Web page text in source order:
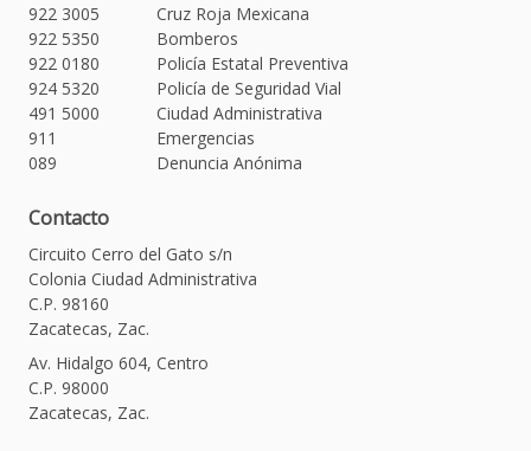
922 3005
Cruz Roja Mexicana
922 5350
Bomberos
922 0180
Policía Estatal Preventiva
924 5320
Policía de Seguridad Vial
491 5000
Ciudad Administrativa
911
Emergencias
089
Denuncia Anónima
Contacto
Circuito Cerro del Gato s/n
Colonia Ciudad Administrativa
C.P. 98160
Zacatecas, Zac.
Av. Hidalgo 604, Centro
C.P. 98000
Zacatecas, Zac.